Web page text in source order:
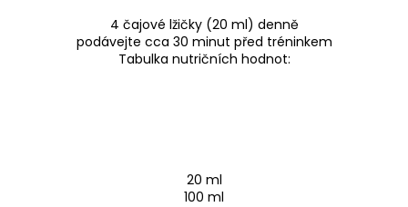
4 čajové lžičky (20 ml) denně
podávejte cca 30 minut před tréninkem
Tabulka nutričních hodnot:
20 ml
100 ml